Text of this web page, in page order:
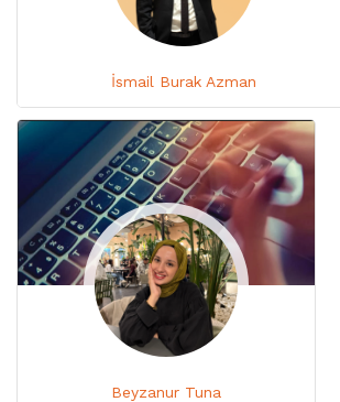
İsmail Burak Azman
Beyzanur Tuna